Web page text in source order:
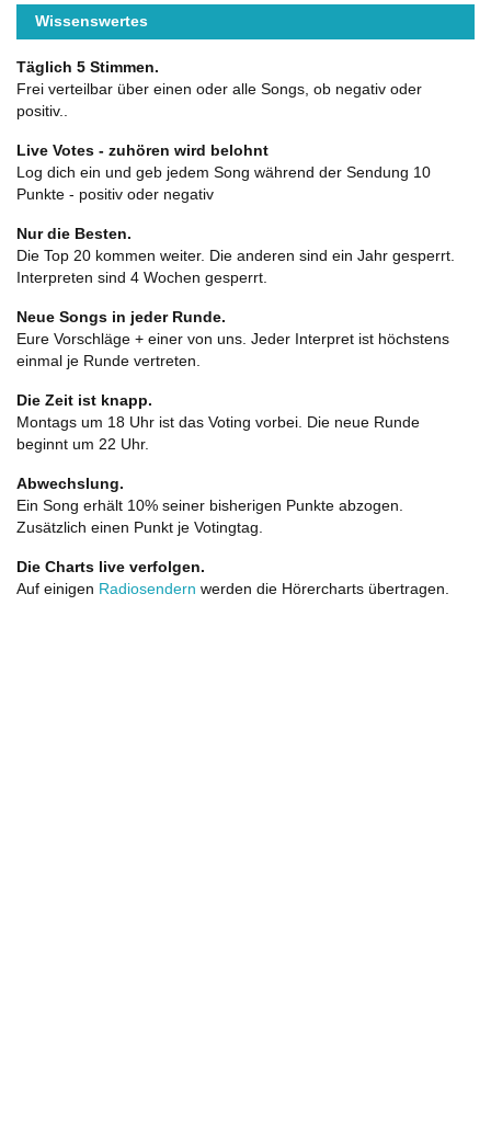
Wissenswertes
Täglich 5 Stimmen.
Frei verteilbar über einen oder alle Songs, ob negativ oder
positiv..
Live Votes - zuhören wird belohnt
Log dich ein und geb jedem Song während der Sendung 10
Punkte - positiv oder negativ
Nur die Besten.
Die Top 20 kommen weiter. Die anderen sind ein Jahr gesperrt.
Interpreten sind 4 Wochen gesperrt.
Neue Songs in jeder Runde.
Eure Vorschläge + einer von uns. Jeder Interpret ist höchstens
einmal je Runde vertreten.
Die Zeit ist knapp.
Montags um 18 Uhr ist das Voting vorbei. Die neue Runde
beginnt um 22 Uhr.
Abwechslung.
Ein Song erhält 10% seiner bisherigen Punkte abzogen.
Zusätzlich einen Punkt je Votingtag.
Die Charts live verfolgen.
Auf einigen Radiosendern werden die Hörercharts übertragen.